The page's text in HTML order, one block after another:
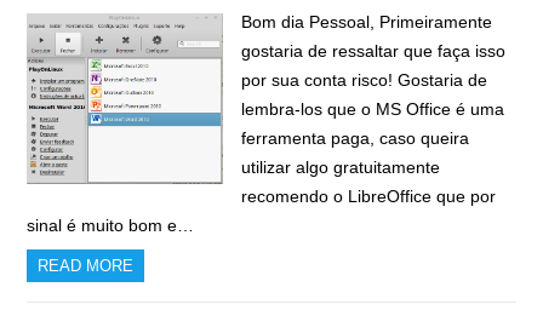
Bom dia Pessoal, Primeiramente
gostaria de ressaltar que faça isso
por sua conta risco! Gostaria de
lembra-los que o MS Office é uma
ferramenta paga, caso queira
utilizar algo gratuitamente
recomendo o LibreOffice que por
sinal é muito bom e…
READ MORE